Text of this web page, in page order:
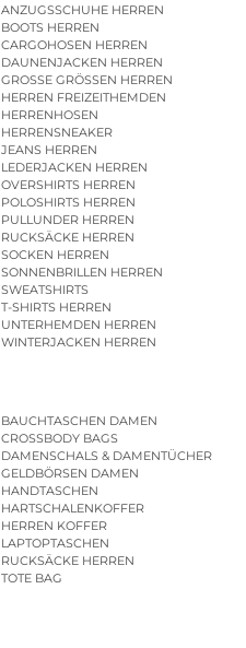
ANZUGSSCHUHE HERREN
BOOTS HERREN
CARGOHOSEN HERREN
DAUNENJACKEN HERREN
GROSSE GRÖSSEN HERREN
HERREN FREIZEITHEMDEN
HERRENHOSEN
HERRENSNEAKER
JEANS HERREN
LEDERJACKEN HERREN
OVERSHIRTS HERREN
POLOSHIRTS HERREN
PULLUNDER HERREN
RUCKSÄCKE HERREN
SOCKEN HERREN
SONNENBRILLEN HERREN
SWEATSHIRTS
T-SHIRTS HERREN
UNTERHEMDEN HERREN
WINTERJACKEN HERREN
BAUCHTASCHEN DAMEN
CROSSBODY BAGS
DAMENSCHALS & DAMENTÜCHER
GELDBÖRSEN DAMEN
HANDTASCHEN
HARTSCHALENKOFFER
HERREN KOFFER
LAPTOPTASCHEN
RUCKSÄCKE HERREN
TOTE BAG